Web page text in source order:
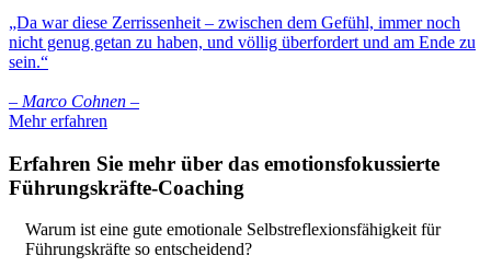
„Da war diese Zerrissenheit – zwischen dem Gefühl, immer noch
nicht genug getan zu haben, und völlig überfordert und am Ende zu
sein.“
– Marco Cohnen –
Mehr erfahren
Erfahren Sie mehr über das emotionsfokussierte
Führungskräfte-Coaching
Warum ist eine gute emotionale Selbstreflexionsfähigkeit für
Führungskräfte so entscheidend?